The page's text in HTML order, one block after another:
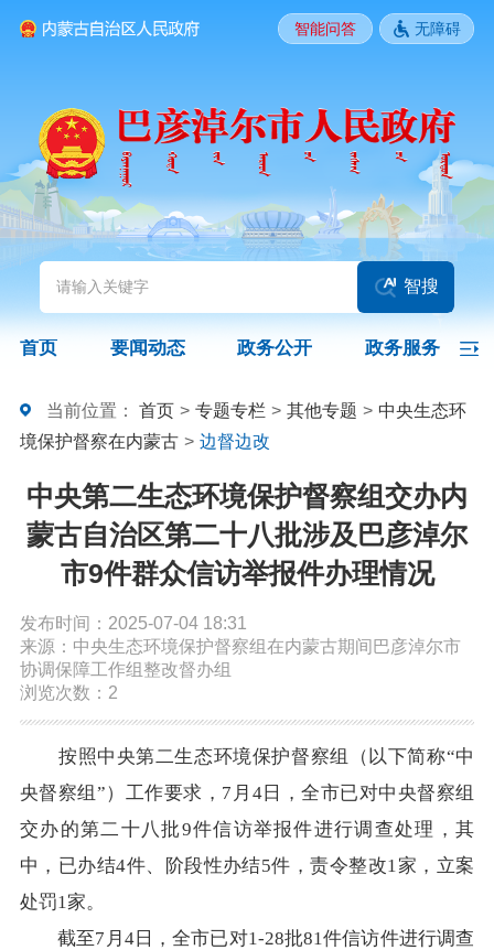
头条 国务院信息 自治区信息
政务动态 旗县区动态
图片新闻
政务公开
依申请公开
特色服务专区
便民应用 便民热线 基础清单
办事大厅 内蒙古政务服务网 高效办成一件事
政民互动
市长信箱 12345热线留言 新闻发布会
智能问答 无障碍
智搜
首页 要闻动态 政务公开 政务服务
当前位置： 首页 > 专题专栏 > 其他专题 > 中央生态环
境保护督察在内蒙古 > 边督边改
中央第二生态环境保护督察组交办内
蒙古自治区第二十八批涉及巴彦淖尔
市9件群众信访举报件办理情况
发布时间：2025-07-04 18:31
来源：中央生态环境保护督察组在内蒙古期间巴彦淖尔市
协调保障工作组整改督办组
浏览次数：2
按照中央第二生态环境保护督察组（以下简称“中
央督察组”）工作要求，7月4日，全市已对中央督察组
交办的第二十八批9件信访举报件进行调查处理，其
中，已办结4件、阶段性办结5件，责令整改1家，立案
处罚1家。
截至7月4日，全市已对1-28批81件信访件进行调查